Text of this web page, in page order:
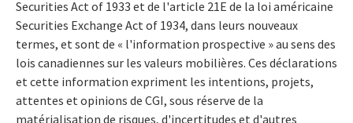
Securities Act of 1933 et de l'article 21E de la loi américaine
Securities Exchange Act of 1934, dans leurs nouveaux
termes, et sont de « l'information prospective » au sens des
lois canadiennes sur les valeurs mobilières. Ces déclarations
et cette information expriment les intentions, projets,
attentes et opinions de CGI, sous réserve de la
matérialisation de risques, d'incertitudes et d'autres